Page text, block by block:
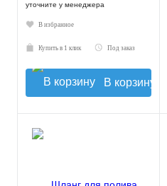
уточните у менеджера
В избранное
Купить в 1 клик Под заказ
В корзину